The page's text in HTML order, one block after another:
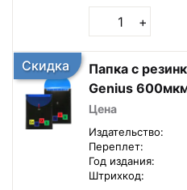
+
Скидка
Папка с
Genius
Цена
Издательство:
Переплет:
Год издания:
Штрихкод: